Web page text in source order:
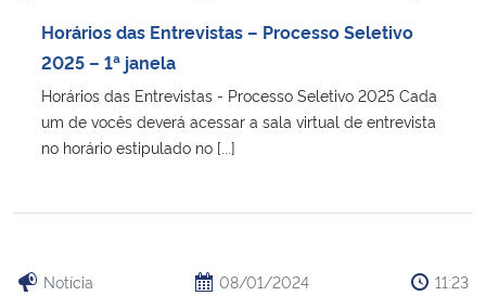
Gabinete de Segurança Institucional
Advocacia-Geral da União
Horários das Entrevistas – Processo Seletivo
2025 – 1ª janela
Horários das Entrevistas - Processo Seletivo 2025 Cada
um de vocês deverá acessar a sala virtual de entrevista
no horário estipulado no [...]
Notícia 08/01/2024 11:23